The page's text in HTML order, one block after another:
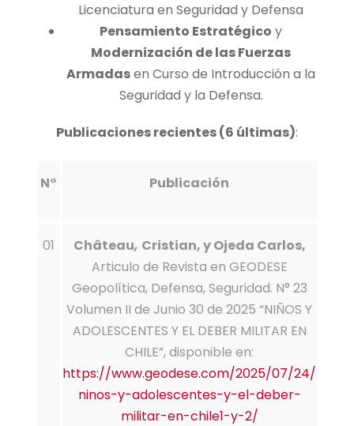
Licenciatura en Seguridad y Defensa
Pensamiento Estratégico y
Modernización de las Fuerzas
Armadasen Curso de Introducción a la
Seguridad y la Defensa.
Publicaciones recientes (6 últimas):
N° Publicación
01 Château, Cristian, y Ojeda Carlos,
Articulo de Revista en GEODESE
Geopolítica, Defensa, Seguridad. N° 23
Volumen II de Junio 30 de 2025 “NIÑOS Y
ADOLESCENTES Y EL DEBER MILITAR EN
CHILE”, disponible en:
https://www.geodese.com/2025/07/24/
ninos-y-adolescentes-y-el-deber-
militar-en-chile1-y-2/